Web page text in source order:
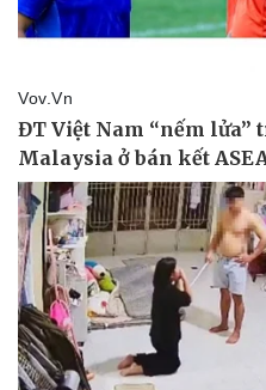
Thể thao
Bóng đá
Lịch thi đấu bóng đá
Thế giới thể thao
eSports
Hậu trường